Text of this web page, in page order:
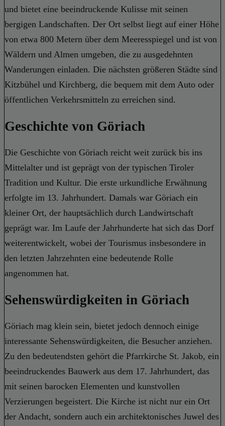
und bietet eine beeindruckende Kulisse mit seinen
bergigen Landschaften. Der Ort selbst liegt auf einer Höhe
von etwa 800 Metern über dem Meeresspiegel und ist von
Wäldern und Almen umgeben, die zu ausgedehnten
Wanderungen einladen. Die nächsten größeren Städte sind
Kitzbühel und Kirchberg, die bequem mit dem Auto oder
öffentlichen Verkehrsmitteln zu erreichen sind.
Geschichte von Göriach
Die Geschichte von Göriach reicht weit zurück bis ins
Mittelalter und ist geprägt von der typischen Tiroler
Tradition und Kultur. Die erste urkundliche Erwähnung
erfolgte im 13. Jahrhundert. Damals war Göriach ein
kleiner Ort, der hauptsächlich durch Landwirtschaft
geprägt war. Im Laufe der Jahrhunderte hat sich das Dorf
weiterentwickelt, wobei der Tourismus insbesondere in
den letzten Jahrzehnten eine bedeutende Rolle
angenommen hat.
Sehenswürdigkeiten in Göriach
Göriach mag klein sein, bietet jedoch dennoch einige
interessante Sehenswürdigkeiten, die Besucher anziehen.
Zu den bedeutendsten gehört die Pfarrkirche St. Jakob, ein
beeindruckendes Bauwerk aus dem 17. Jahrhundert, das
mit seinen barocken Elementen und kunstvollen
Verzierungen begeistert. Die Kirche ist nicht nur ein Ort
der Andacht, sondern auch ein architektonisches Juwel des